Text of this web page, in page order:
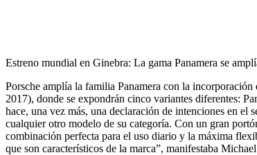
Estreno mundial en Ginebra: La gama Panamera se
Porsche amplía la familia Panamera con la
2017), donde se expondrán cinco variantes diferentes:
hace, una vez más, una declaración de intenciones en
cualquier otro modelo de su categoría. Con un gran
combinación perfecta para el uso diario y la máxima
que son característicos de la marca”, manifestaba